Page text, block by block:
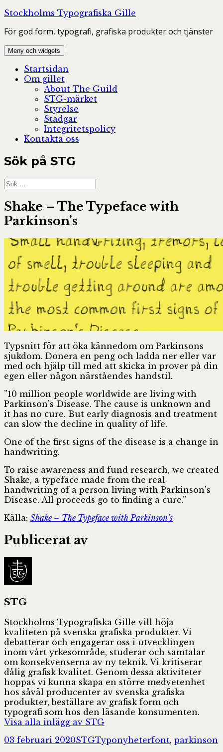
Hoppa
innehåll
Stockholms Typografiska Gille
För god form, typografi, grafiska produkter och tjänster
Meny och widgets
Startsidan
Om gillet
About The Guild
STG-märket
Styrelse
Stadgar
Integritetspolicy
Kontakta oss
Sök på STG
Sök
efter:
Shake – The Typeface with
Parkinson’s
Typsnitt för att öka kännedom om Parkinsons
sjukdom. Donera en peng och ladda ner eller var
med och hjälp till med att skicka in prover på din
egen eller någon närståendes handstil.
”10 million people worldwide are living with
Parkinson’s Disease. The cause is unknown and
it has no cure. But early diagnosis and treatment
can slow the decline in quality of life.
One of the first signs of the disease is a change in
handwriting.
To raise awareness and fund research, we created
Shake, a typeface made from the real
handwriting of a person living with Parkinson’s
Disease. All proceeds go to finding a cure.”
Källa: Shake – The Typeface with Parkinson’s
Publicerat av
STG
Stockholms Typografiska Gille vill höja
kvaliteten på svenska grafiska produkter. Vi
debatterar och engagerar oss i utvecklingen
inom vårt yrkesområde, studerar och samtalar
om konsekvenserna av ny teknik. Vi kritiserar
dålig grafisk kvalitet. Genom dessa aktiviteter
hoppas vi kunna skapa en större medvetenhet
hos såväl producenter av svenska grafiska
produkter, beställare av grafisk form och
typografi som hos den läsande konsumenten.
Visa alla inlägg av STG
Postat
03 februari 2020Författare
STGKategorier
TyponyheterTaggar
font, parkinson